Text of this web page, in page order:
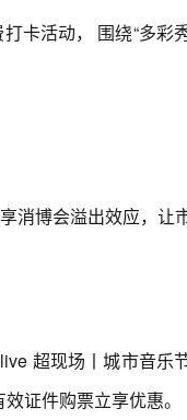
活动， 围绕“多彩
博会溢出效应，让
超现场丨城市音
证件购票立享优惠。